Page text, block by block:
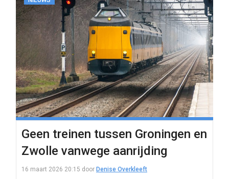
Geen treinen tussen Groningen en
Zwolle vanwege aanrijding
16 maart 2026 20:15 door Denise Overkleeft